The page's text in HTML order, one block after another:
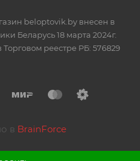
beloptovik.by внесен в
Беларусь 18 марта 2024г.
реестре РБ: 576829
в BrainForce